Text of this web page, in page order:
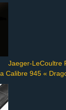
Jaeger-LeCoultre
Calibre 945 «